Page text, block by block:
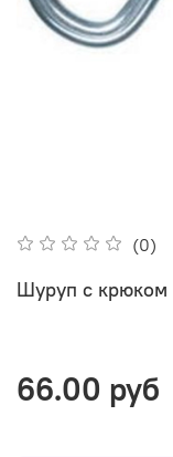
(0)
Шуруп с
66.00 руб